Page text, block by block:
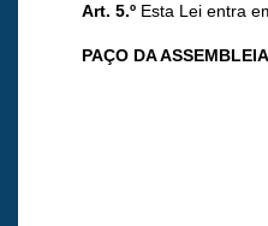
Art. 5.º Esta Lei entra
PAÇO DA